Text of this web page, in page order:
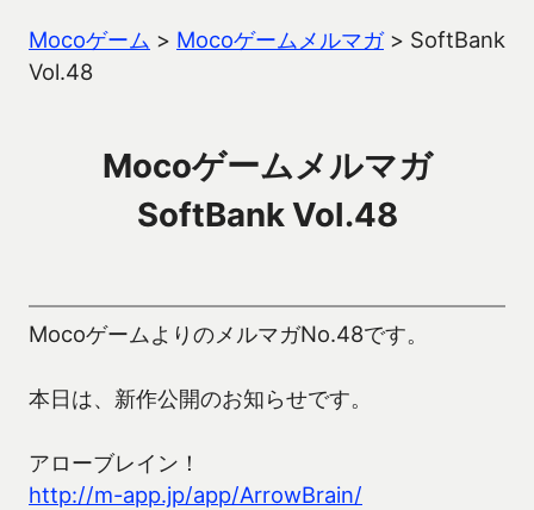
Mocoゲーム > Mocoゲームメルマガ> SoftBank
Vol.48
Mocoゲームメルマガ
SoftBank Vol.48
MocoゲームよりのメルマガNo.48です。
本日は、新作公開のお知らせです。
アローブレイン！
http://m-app.jp/app/ArrowBrain/